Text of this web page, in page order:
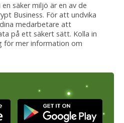
säker miljö är en av de
Business. För att undvika
medarbetare att
på ett säkert sätt. Kolla in
för mer information om